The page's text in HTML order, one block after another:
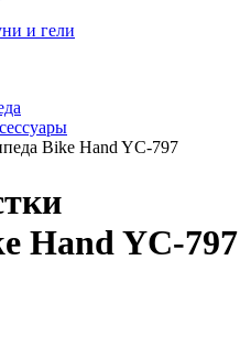
и гели
Bike Hand YC-797
Hand YC-797